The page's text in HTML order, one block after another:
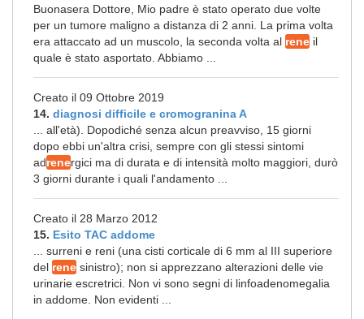
Buonasera Dottore, Mio padre è stato operato due volte
per un tumore maligno a distanza di 2 anni. La prima volta
era attaccato ad un muscolo, la seconda volta al rene il
quale è stato asportato. Abbiamo ...
Creato il 09 Ottobre 2019
14. diagnosi difficile e cromogranina A
... all'età). Dopodiché senza alcun preavviso, 15 giorni
dopo ebbi un'altra crisi, sempre con gli stessi sintomi
adrenergici ma di durata e di intensità molto maggiori, durò
3 giorni durante i quali l'andamento ...
Creato il 28 Marzo 2012
15. Esito TAC addome
... surreni e reni (una cisti corticale di 6 mm al III superiore
del rene sinistro); non si apprezzano alterazioni delle vie
urinarie escretrici. Non vi sono segni di linfoadenomegalia
in addome. Non evidenti ...